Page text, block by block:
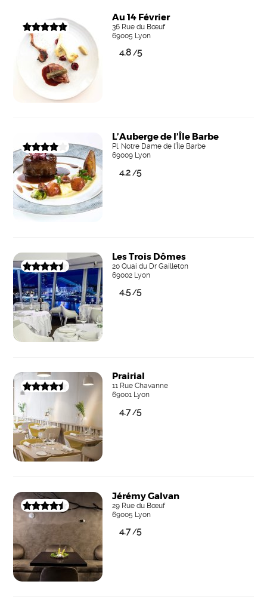
Au 14 Février
36 Rue du Bœuf
69005 Lyon
4.8 /5
L’Auberge de l’Île Barbe
Pl. Notre Dame de l'Île Barbe
69009 Lyon
4.2 /5
Les Trois Dômes
20 Quai du Dr Gailleton
69002 Lyon
4.5/5
Prairial
11 Rue Chavanne
69001 Lyon
4.7/5
Jérémy Galvan
29 Rue du Bœuf
69005 Lyon
4.7/5